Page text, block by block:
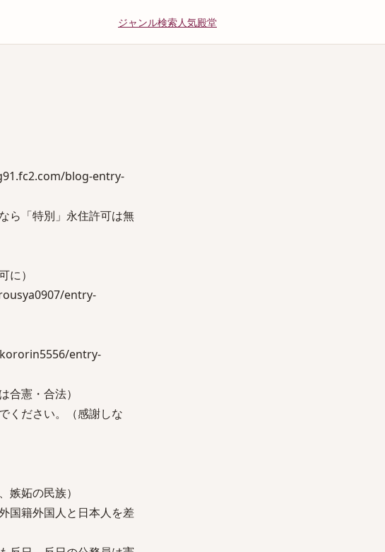
ジャンル検索人気殿堂
blog-entry-
ら「特別」永住許可は無
に）
entry-
entry-
憲・合法）
ください。（感謝しな
妬の民族）
国籍外国人と日本人を差